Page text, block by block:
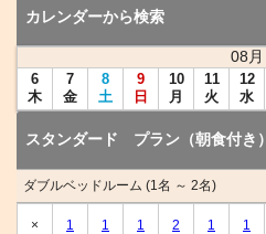
カレンダーから検索
08 月
6
木
7
金
8
土
9
日
10
月
11
火
12
水
スタンダード プラン（朝食付き）
ダブルベッドルーム (1名 ～ 2名)
× 1 1 1 2 1 1